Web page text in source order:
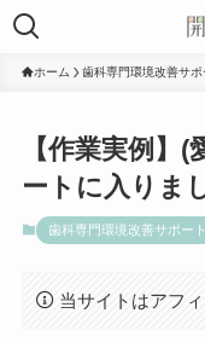
ホーム 歯科専門環境改善サポ
【作業実例】
ートに入りま
歯科専門環境改善サポート
当サイトはアフ